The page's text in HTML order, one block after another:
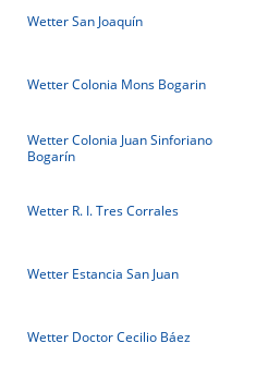
Wetter San Joaquín
Wetter Colonia Mons Bogarin
Wetter Colonia Juan Sinforiano
Bogarín
Wetter R. I. Tres Corrales
Wetter Estancia San Juan
Wetter Doctor Cecilio Báez